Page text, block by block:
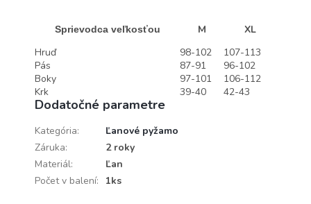
Sprievodca veľkosťou M
XL
Hruď
98-102
107-113
Pás
87-91
96-102
Boky
97-101
106-112
Krk
39-40 42-43
Dodatočné parametre
Kategória:
Ľanové pyžamo
Záruka:
2 roky
Materiál:
Ľan
Počet v balení: 1ks